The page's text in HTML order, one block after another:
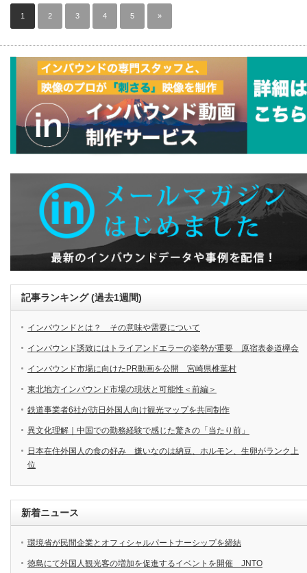
1 2 3 4 5 »
記事ランキング (過去1週間)
インバウンドとは？ その意味や需要について
インバウンド誘致にはトライアンドエラーの姿勢が重要 原宿表参道欅会
インバウンド市場に向けたPR動画を公開 宮崎県椎葉村
東北地方インバウンド市場の現状と可能性＜前編＞
鉄道事業者6社が訪日外国人向け観光マップを共同制作
異文化理解｜中国での勤務経験で感じた驚きの「当たり前」
日本在住外国人の食の好み 嫌いなのは納豆、ホルモン、生卵がランク上
位
新着ニュース
環境省が民間企業とオフィシャルパートナーシップを締結
徳島にて外国人観光客の増加を促進するイベントを開催 JNTO